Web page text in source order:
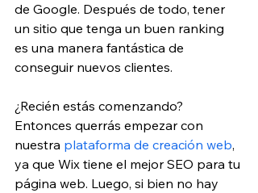
de Google. Después de todo, tener
un sitio que tenga un buen ranking
es una manera fantástica de
conseguir nuevos clientes.
¿Recién estás comenzando?
Entonces querrás empezar con
nuestra plataforma de creación web,
ya que Wix tiene el mejor SEO para tu
página web. Luego, si bien no hay